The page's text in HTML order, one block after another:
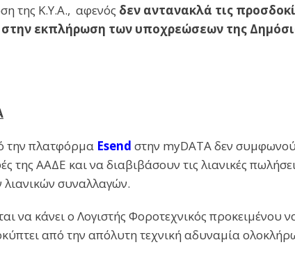
της Κ.Υ.Α., αφενός δεν αντανακλά τις
ην εκπλήρωση των υποχρεώσεων της
την πλατφόρμα Esend στην myDATA δεν
ΑΑΔΕ και να διαβιβάσουν τις λιανικές
συναλλαγών.
να κάνει ο Λογιστής Φοροτεχνικός
από την απόλυτη τεχνική αδυναμία